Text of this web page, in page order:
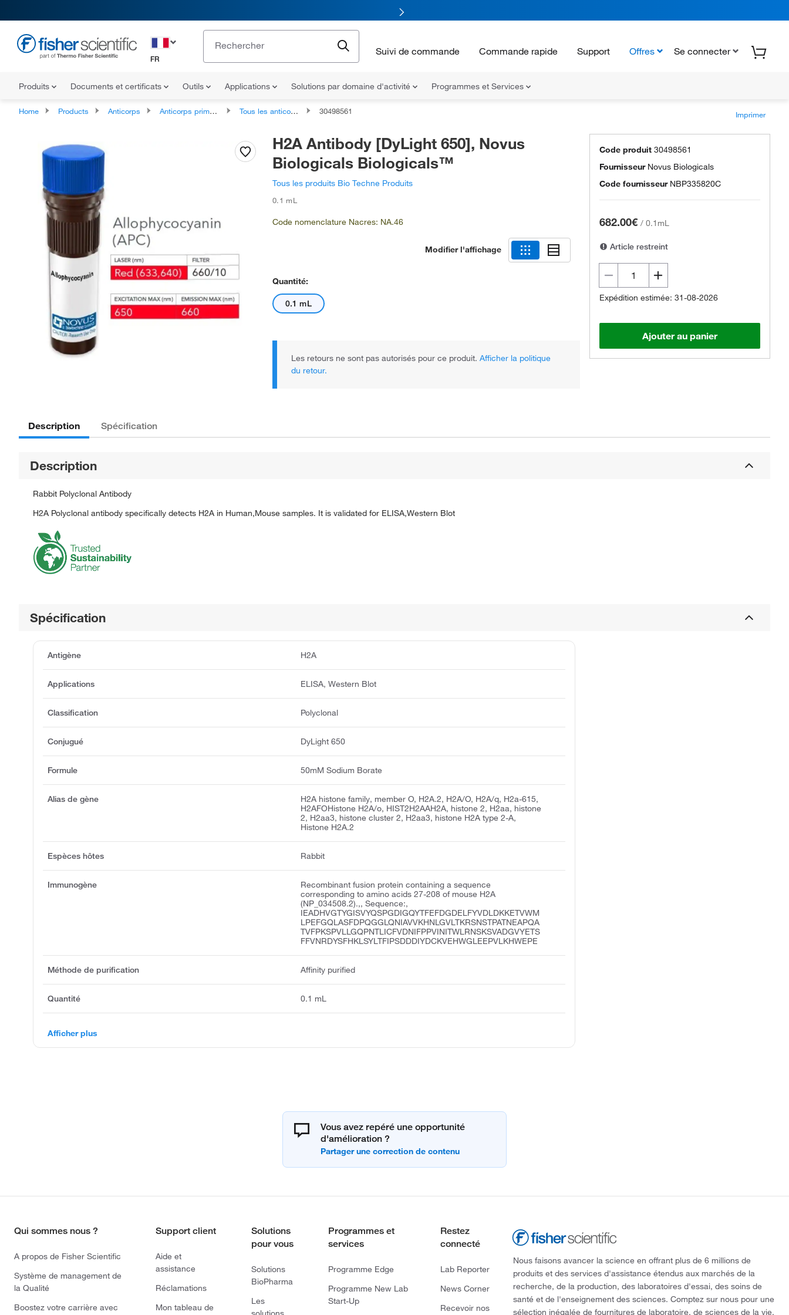
FR
Suivi de commande Commande rapide Support Offres Se connecter
Produits Documents et certificats Outils Applications Solutions par domaine d'activité Programmes et Services
Home Products Anticorps Anticorps primaires Tous les anticorps primaires 30498561 Imprimer
H2A Antibody [DyLight 650], Novus
Biologicals Biologicals™
Tous les produits Bio Techne Produits
0.1 mL
Code nomenclature Nacres: NA.46
Modifier l'affichage
Quantité:
0.1 mL
Les retours ne sont pas autorisés pour ce produit. Afficher la politique
du retour.
Code produit 30498561
Fournisseur Novus Biologicals
Code fournisseur NBP335820C
682.00€ / 0.1mL
Article restreint
Expédition estimée: 31-08-2026
Ajouter au panier
Description Spécification
Description
Rabbit Polyclonal Antibody
H2A Polyclonal antibody specifically detects H2A in Human,Mouse samples. It is validated for ELISA,Western Blot
Spécification
Antigène H2A
Applications ELISA, Western Blot
Classification Polyclonal
Conjugué DyLight 650
Formule 50mM Sodium Borate
Alias de gène
H2A histone family, member O, H2A.2, H2A/O, H2A/q, H2a-615,
H2AFOHistone H2A/o, HIST2H2AAH2A, histone 2, H2aa, histone
2, H2aa3, histone cluster 2, H2aa3, histone H2A type 2-A,
Histone H2A.2
Espèces hôtes Rabbit
Immunogène
Recombinant fusion protein containing a sequence
corresponding to amino acids 27-208 of mouse H2A
(NP_034508.2).,, Sequence:,
IEADHVGTYGISVYQSPGDIGQYTFEFDGDELFYVDLDKKETVWM
LPEFGQLASFDPQGGLQNIAVVKHNLGVLTKRSNSTPATNEAPQA
TVFPKSPVLLGQPNTLICFVDNIFPPVINITWLRNSKSVADGVYETS
FFVNRDYSFHKLSYLTFIPSDDDIYDCKVEHWGLEEPVLKHWEPE
Méthode de purification Affinity purified
Quantité 0.1 mL
Afficher plus
Vous avez repéré une opportunité
d'amélioration ?
Qui sommes nous ?
A propos de Fisher Scientific
Système de management de
la Qualité
Boostez votre carrière avec
Support client
Aide et
assistance
Réclamations
Mon tableau de
Solutions
pour vous
Solutions
BioPharma
Les
Programmes et
services
Programme Edge
Programme New Lab
Start-Up
Restez
connecté
Lab Reporter
News Corner
Recevoir nos
Nous faisons avancer la science en offrant plus de 6 millions de
produits et des services d'assistance étendus aux marchés de la
recherche, de la production, des laboratoires d'essai, des soins de
santé et de l'enseignement des sciences. Comptez sur nous pour une
sélection inégalée de fournitures de laboratoire, de sciences de la vie,